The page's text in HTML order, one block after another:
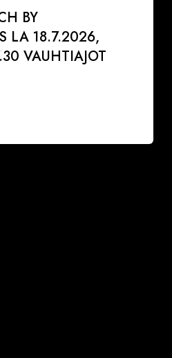
BY
LA 18.7.2026,
VAUHTIAJOT